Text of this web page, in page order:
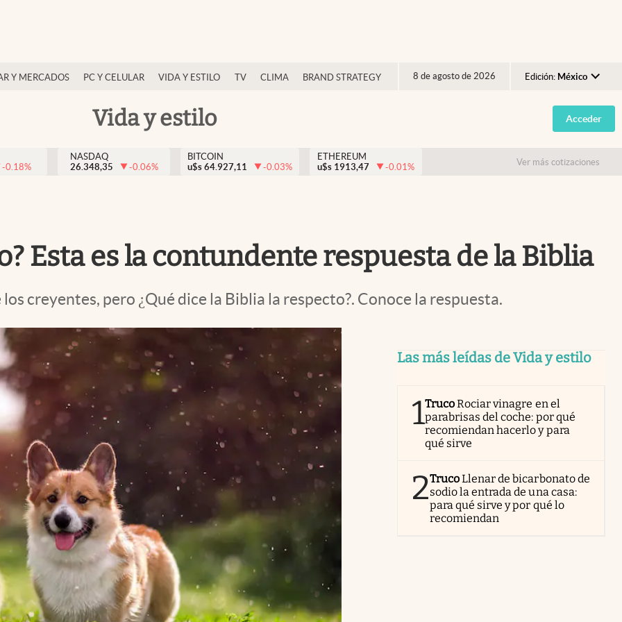
Y MERCADOS PC Y CELULAR VIDA Y ESTILO TV CLIMA BRAND STRATEGY 8 de agosto de 2026 Edición: México
Argentina
España
USA
Vida y estilo Acceder
-0.18%
NASDAQ
26.348,35
-0.06%
BITCOIN
u$s 64.927,11 -0.03%
ETHEREUM
u$s 1913,47 -0.01% Ver más cotizaciones
Esta es la contundente respuesta de la Biblia
creyentes, pero ¿Qué dice la Biblia la respecto?. Conoce la respuesta.
Las más leídas de Vida y estilo
1TrucoRociar vinagre en el
parabrisas del coche: por qué
recomiendan hacerlo y para
qué sirve
2TrucoLlenar de bicarbonato de
sodio la entrada de una casa:
para qué sirve y por qué lo
recomiendan